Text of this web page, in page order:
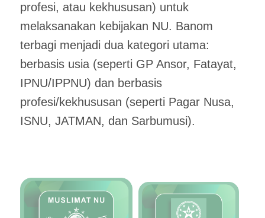
profesi, atau kekhususan) untuk
melaksanakan kebijakan NU. Banom
terbagi menjadi dua kategori utama:
berbasis usia (seperti GP Ansor, Fatayat,
IPNU/IPPNU) dan berbasis
profesi/kekhususan (seperti Pagar Nusa,
ISNU, JATMAN, dan Sarbumusi).